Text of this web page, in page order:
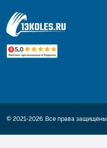
© 2021-2026. Все права защищены